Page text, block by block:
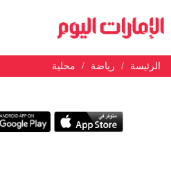
الرئيسة رياضة محلية